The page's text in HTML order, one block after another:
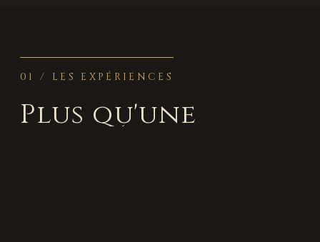
01 / LES EXPÉRIENCES
Plus qu'une